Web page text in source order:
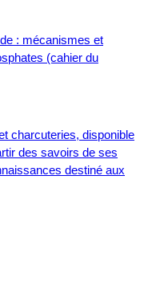
: mécanismes et
(cahier du
charcuteries, disponible
des savoirs de ses
destiné aux